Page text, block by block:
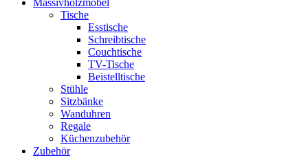
Massivholzmöbel
Tische
Esstische
Schreibtische
Couchtische
TV-Tische
Beistelltische
Stühle
Sitzbänke
Wanduhren
Regale
Küchenzubehör
Zubehör